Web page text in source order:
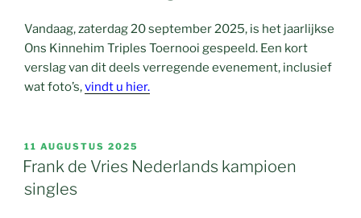
Vandaag, zaterdag 20 september 2025, is het jaarlijkse
Ons Kinnehim Triples Toernooi gespeeld. Een kort
verslag van dit deels verregende evenement, inclusief
wat foto’s,vindt u hier.
GEPLAATST
OP
11 AUGUSTUS 2025
Frank de Vries Nederlands kampioen
singles